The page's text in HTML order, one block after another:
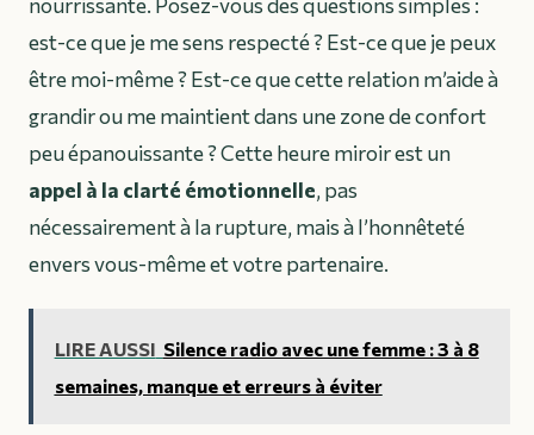
est-ce que je me sens respecté ? Est-ce que je peux
être moi-même ? Est-ce que cette relation m’aide à
grandir ou me maintient dans une zone de confort
peu épanouissante ? Cette heure miroir est un
appel à la clarté émotionnelle, pas
nécessairement à la rupture, mais à l’honnêteté
envers vous-même et votre partenaire.
LIRE AUSSI Silence radio avec une femme : 3 à 8
semaines, manque et erreurs à éviter